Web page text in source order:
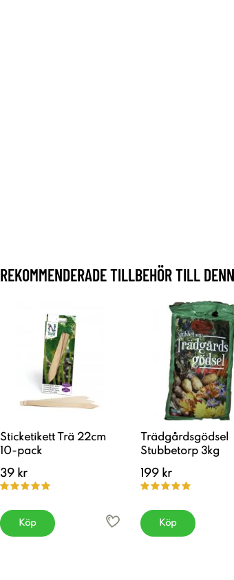
REKOMMENDERADE TILLBEHÖR TILL
Sticketikett Trä 22cm
10-pack
39 kr
Köp
Trädgårdsgödsel
Stubbetorp 3kg
199 kr
Köp